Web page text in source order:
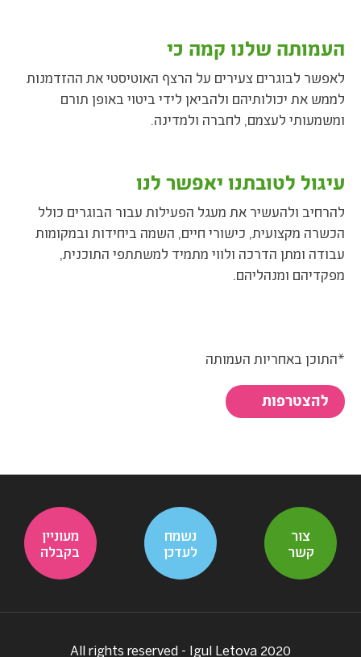
העמותה שלנו קמה כי
לאפשר לבוגרים צעירים על הרצף האוטיסטי את ההזדמנות
לממש את יכולותיהם ולהביאן לידי ביטוי באופן תורם
ומשמעותי לעצמם, לחברה ולמדינה.
עיגול לטובתנו יאפשר לנו
להרחיב ולהעשיר את מעגל הפעילות עבור הבוגרים כולל
הכשרה מקצועית, כישורי חיים, השמה ביחידות ובמקומות
עבודה ומתן הדרכה ולווי מתמיד למשתתפי התוכנית,
מפקדיהם ומנהליהם.
*התוכן באחריות העמותה
להצטרפות
צור
קשר
נשמח
לעדכן
מעוניין
בקבלה
All rights reserved - Igul Letova 2020